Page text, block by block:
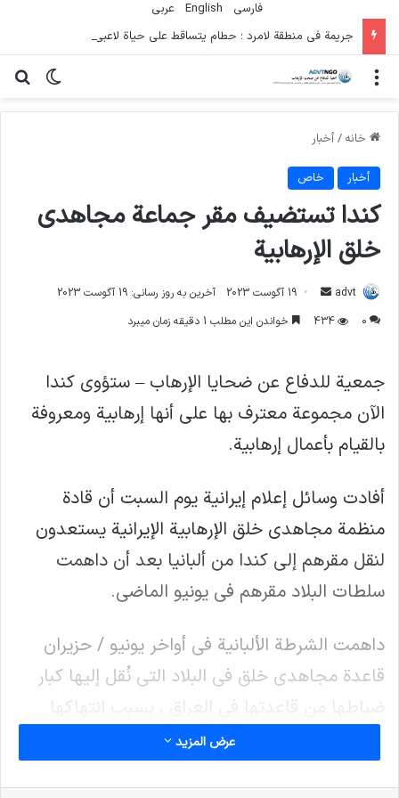
فارسی English
عربي
تغییر منو
خانه / أخبار
أخبار خاص
كندا تستضيف مقر جماعة مجاهدي
خلق الإرهابية
advt
ارسال
ایمیل
19 آگوست 2023
آخرین به روز رسانی: 19 آگوست 2023
0
434 خواندن این مطلب 1 دقیقه زمان میبرد
جمعية للدفاع عن ضحايا الإرهاب – ستؤوي كندا
الآن مجموعة معترف بها على أنها إرهابية ومعروفة
بالقيام بأعمال إرهابية.
أفادت وسائل إعلام إيرانية يوم السبت أن قادة
منظمة مجاهدي خلق الإرهابية الإيرانية يستعدون
لنقل مقرهم إلى كندا من ألبانيا بعد أن داهمت
سلطات البلاد مقرهم في يونيو الماضي.
داهمت الشرطة الألبانية في أواخر يونيو / حزيران
قاعدة مجاهدي خلق في البلاد التي نُقل إليها كبار
ضباطها من قاعدتها في العراق ، بسبب انتهاكها
للاتفاق الذي توسطت فيه الولايات المتحدة والذي
عرض المزيد